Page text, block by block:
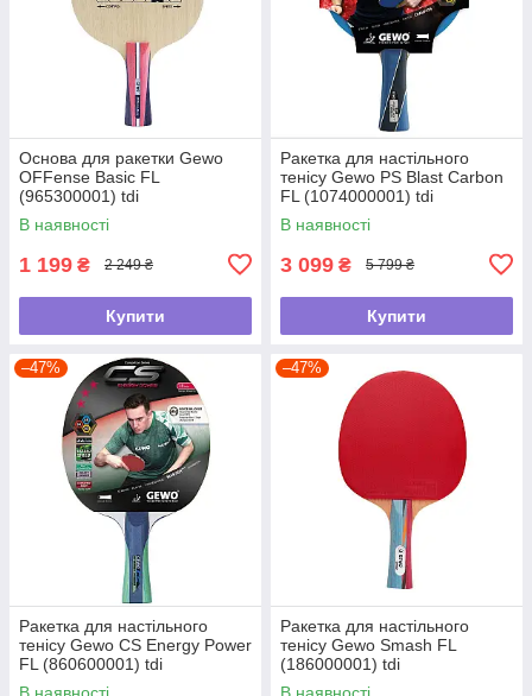
Основа для ракетки Gewo
OFFense Basic FL
(965300001) tdi
В наявності
1 199 ₴ 2 249 ₴
Купити
Ракетка для настільного
тенісу Gewo PS Blast Carbon
FL (1074000001) tdi
В наявності
3 099 ₴ 5 799 ₴
Купити
–47%
Ракетка для настільного
тенісу Gewo CS Energy Power
FL (860600001) tdi
–47%
Ракетка для настільного
тенісу Gewo Smash FL
(186000001) tdi